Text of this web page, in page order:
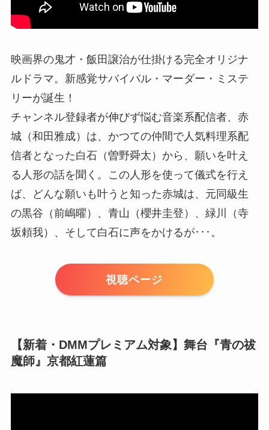
映画界の鬼才・飯田譲治が仕掛ける完全オリジナ
ルドラマ。新感覚サバイバル・マーダー・ミステ
リーが誕生！
チャンネル登録者が伸びず悩む音楽系配信者、赤
城（和田雅成）は、かつての仲間で人気料理系配
信者となった白石（曽野舜太）から、願いを叶え
る人形の話を聞く。この人形を使って儀式を行え
ば、どんな願いも叶うと知った赤城は、元同級生
の黒谷（前嶋曜）、青山（櫻井圭登）、緑川（寺
坂頼我）、そして白石に声をかけるが･･･。
視聴ページ
【新着・DMMプレミアム対象】舞台『青の祓
魔師』京都紅蓮篇